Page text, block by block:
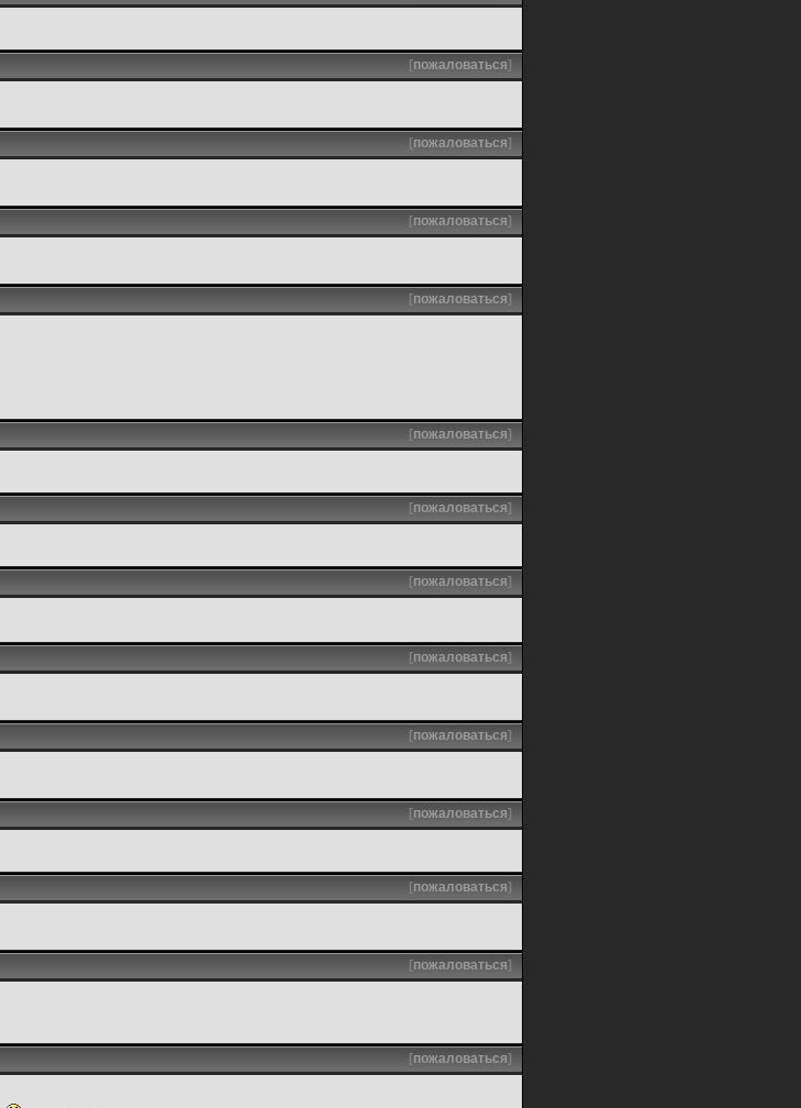
[пожаловаться]
[пожаловаться]
[пожаловаться]
[пожаловаться]
[пожаловаться]
[пожаловаться]
[пожаловаться]
[пожаловаться]
[пожаловаться]
[пожаловаться]
[пожаловаться]
[пожаловаться]
[пожаловаться]